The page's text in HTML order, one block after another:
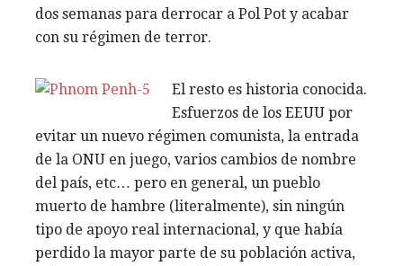
dos semanas para derrocar a Pol Pot y acabar
con su régimen de terror.
El resto es historia conocida.
Esfuerzos de los EEUU por
evitar un nuevo régimen comunista, la entrada
de la ONU en juego, varios cambios de nombre
del país, etc… pero en general, un pueblo
muerto de hambre (literalmente), sin ningún
tipo de apoyo real internacional, y que había
perdido la mayor parte de su población activa,